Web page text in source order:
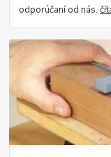
odporúčaní od nás.